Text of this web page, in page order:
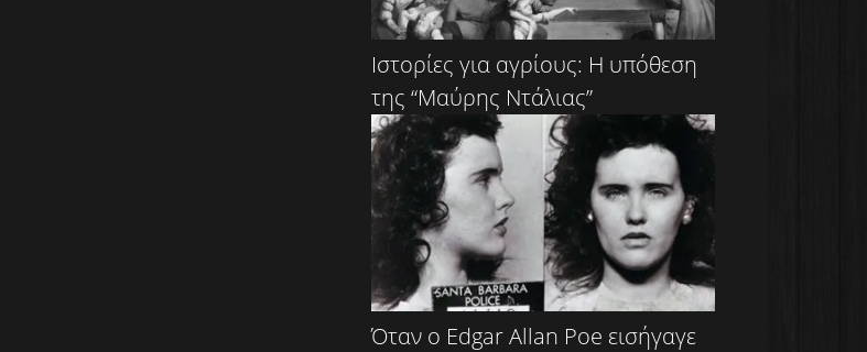
Ιστορίες για αγρίους: Η υπόθεση
της “Μαύρης Ντάλιας”
Όταν ο Edgar Allan Poe εισήγαγε